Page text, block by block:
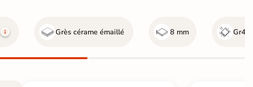
Grès cérame émaillé 8 mm Gr4 -